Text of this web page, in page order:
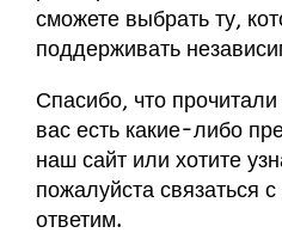
сможете выбрать ту,
поддерживать
Спасибо, что
вас есть какие-либо
наш сайт или хотите
пожалуйста связаться
ответим.